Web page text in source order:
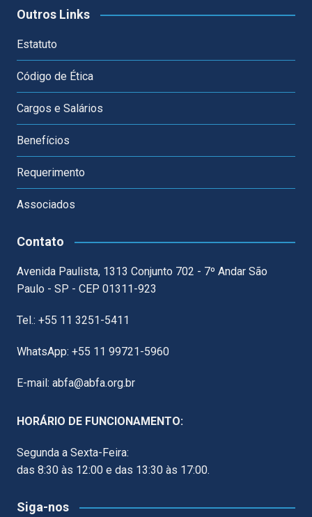
Outros Links
Estatuto
Código de Ética
Cargos e Salários
Benefícios
Requerimento
Associados
Contato
Avenida Paulista, 1313 Conjunto 702 - 7º Andar São
Paulo - SP - CEP 01311-923
Tel.: +55 11 3251-5411
WhatsApp: +55 11 99721-5960
E-mail: abfa@abfa.org.br
HORÁRIO DE FUNCIONAMENTO:
Segunda a Sexta-Feira:
das 8:30 às 12:00 e das 13:30 às 17:00.
Siga-nos